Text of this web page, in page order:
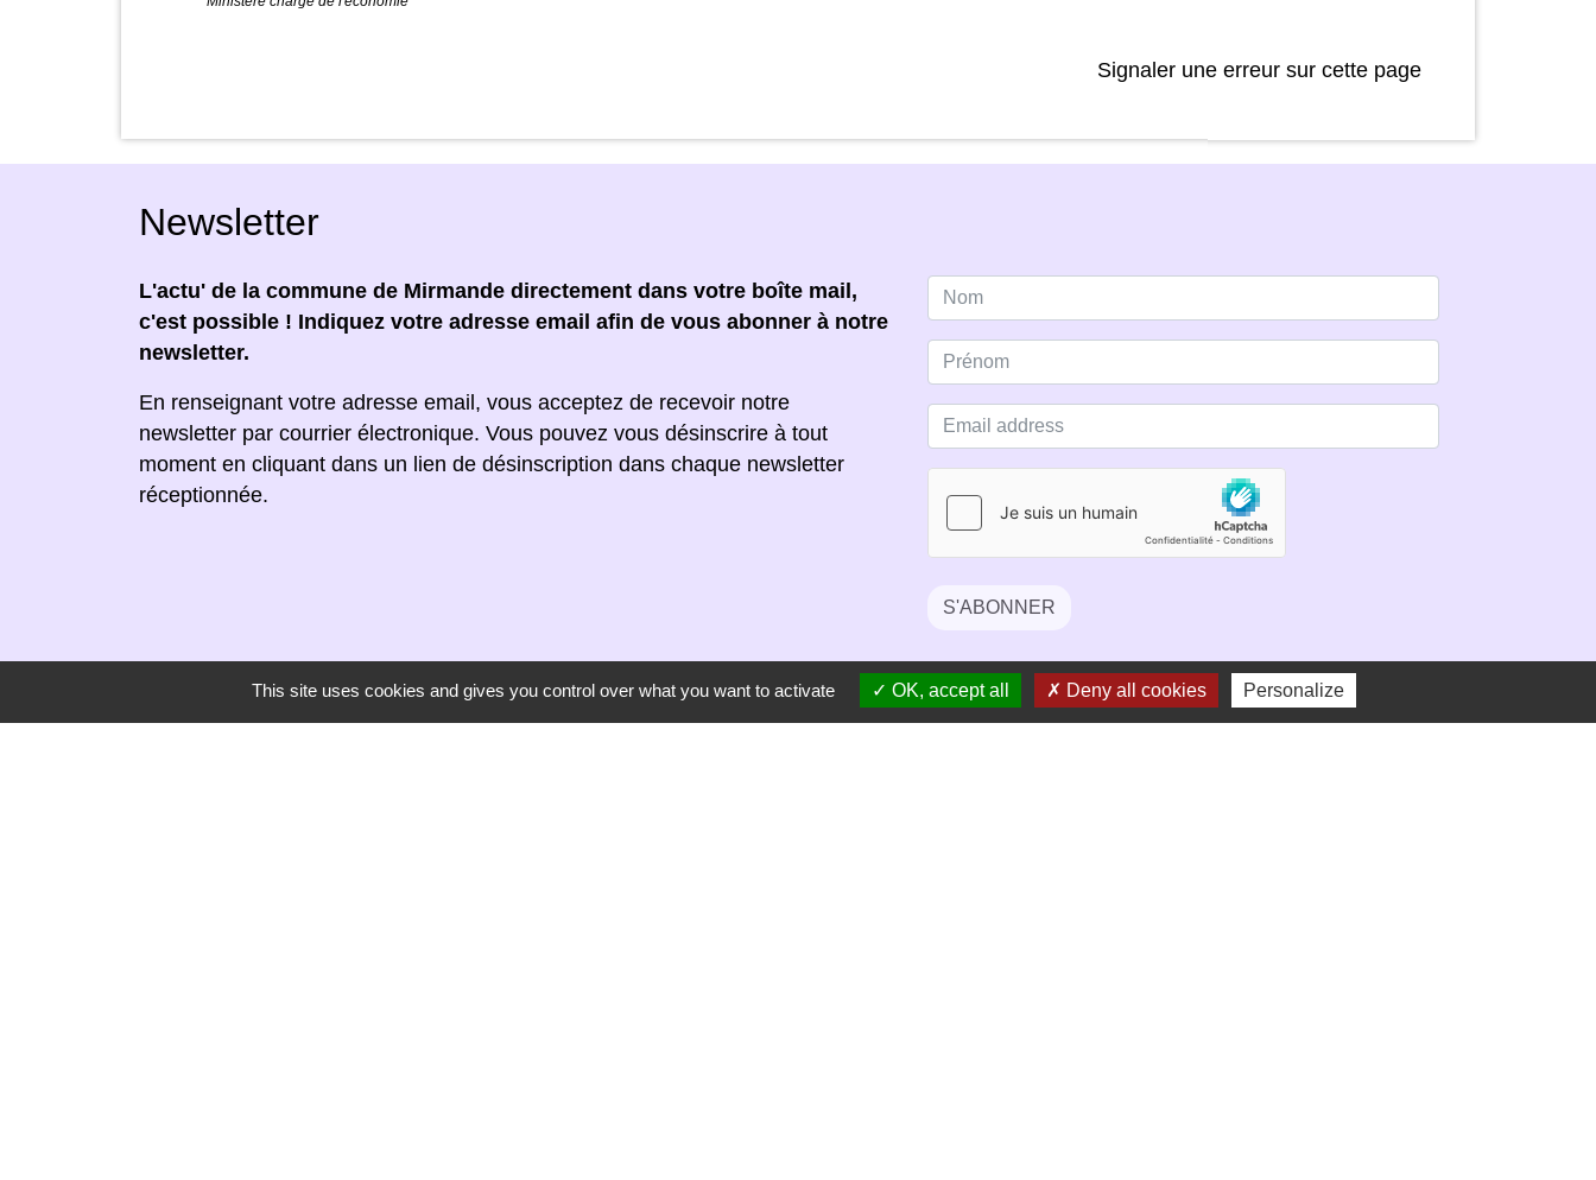
Signaler une erreur sur cette page
Newsletter
L'actu' de la commune de Mirmande directement dans votre boîte mail,
c'est possible ! Indiquez votre adresse email afin de vous abonner à notre
newsletter.
En renseignant votre adresse email, vous acceptez de recevoir notre
newsletter par courrier électronique. Vous pouvez vous désinscrire à tout
moment en cliquant dans un lien de désinscription dans chaque newsletter
réceptionnée.
S'ABONNER
This site uses cookies and gives you control over what you want to activate OK, accept all Deny all cookies Personalize